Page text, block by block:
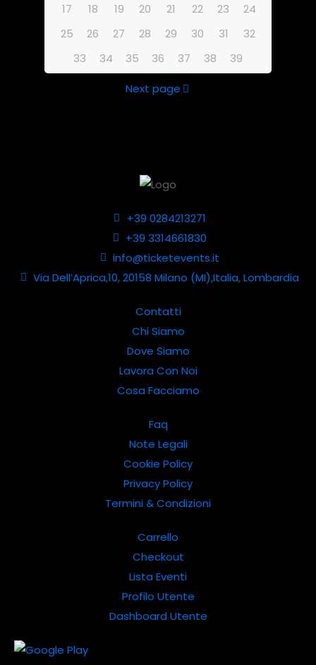
17
18 19 20 21 22 23
24
25
26 27 28 29 30 31
32
33
34 35 36 37 38 39
Next page
+39 0284213271
+39 3314661830
info@ticketevents.it
Via Dell’Aprica,10, 20158 Milano (MI),Italia, Lombardia
Contatti
Chi Siamo
Dove Siamo
Lavora Con Noi
Cosa Facciamo
Faq
Note Legali
Cookie Policy
Privacy Policy
Termini & Condizioni
Carrello
Checkout
Lista Eventi
Profilo Utente
Dashboard Utente